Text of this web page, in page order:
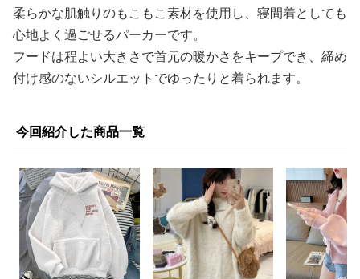
柔らかな肌触りのもこもこ素材を使用し、寝間着としても
心地よく過ごせるパーカーです。
フードは程よい大きさで首元の暖かさをキープでき、締め
付け感のないシルエットでゆったりと着られます。
今回紹介した商品一覧